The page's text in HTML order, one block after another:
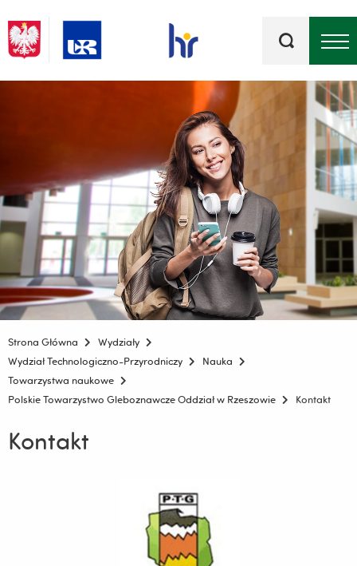
kluczowe
Strona Główna
Wydziały
Wydział Technologiczno-Przyrodniczy
Nauka
Towarzystwa naukowe
Polskie Towarzystwo Gleboznawcze Oddział w Rzeszowie
Kontakt
Kontakt